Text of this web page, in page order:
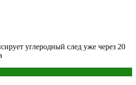
углеродный след уже через 20